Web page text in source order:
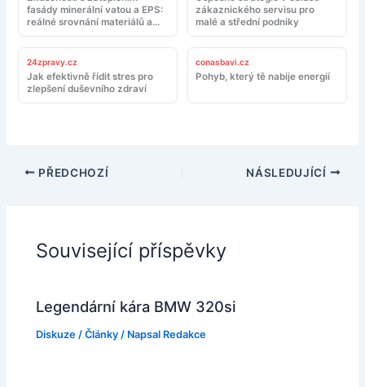
fasády minerální vatou a EPS:
reálné srovnání materiálů a
montáže
zákaznického servisu pro
malé a střední podniky
24zpravy.cz
Jak efektivně řídit stres pro
zlepšení duševního zdraví
conasbavi.cz
Pohyb, který tě nabije energií
PŘEDCHOZÍ NÁSLEDUJÍCÍ
Související příspěvky
Legendární kára BMW 320si
Diskuze /Články / Napsal Redakce